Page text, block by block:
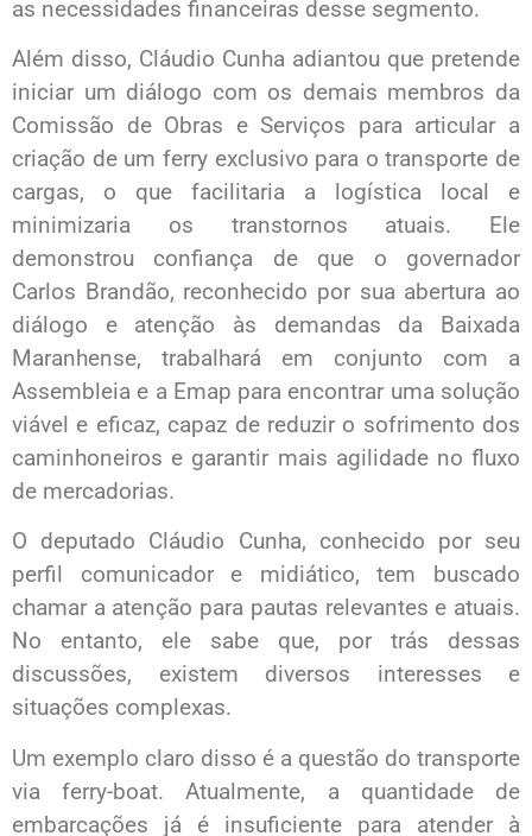
as necessidades financeiras desse segmento.
Além disso, Cláudio Cunha adiantou que pretende
iniciar um diálogo com os demais membros da
Comissão de Obras e Serviços para articular a
criação de um ferry exclusivo para o transporte de
cargas, o que facilitaria a logística local e
minimizaria os transtornos atuais. Ele
demonstrou confiança de que o governador
Carlos Brandão, reconhecido por sua abertura ao
diálogo e atenção às demandas da Baixada
Maranhense, trabalhará em conjunto com a
Assembleia e a Emap para encontrar uma solução
viável e eficaz, capaz de reduzir o sofrimento dos
caminhoneiros e garantir mais agilidade no fluxo
de mercadorias.
O deputado Cláudio Cunha, conhecido por seu
perfil comunicador e midiático, tem buscado
chamar a atenção para pautas relevantes e atuais.
No entanto, ele sabe que, por trás dessas
discussões, existem diversos interesses e
situações complexas.
Um exemplo claro disso é a questão do transporte
via ferry-boat. Atualmente, a quantidade de
embarcações já é insuficiente para atender à